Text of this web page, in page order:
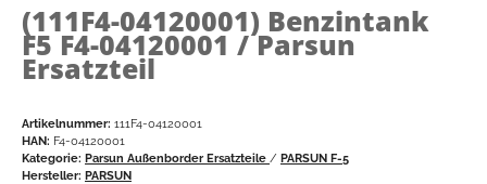
(111F4-04120001) Benzintank
F5 F4-04120001 / Parsun
Ersatzteil
Artikelnummer: 111F4-04120001
HAN: F4-04120001
Kategorie: Parsun Außenborder Ersatzteile / PARSUN F-5
Hersteller: PARSUN